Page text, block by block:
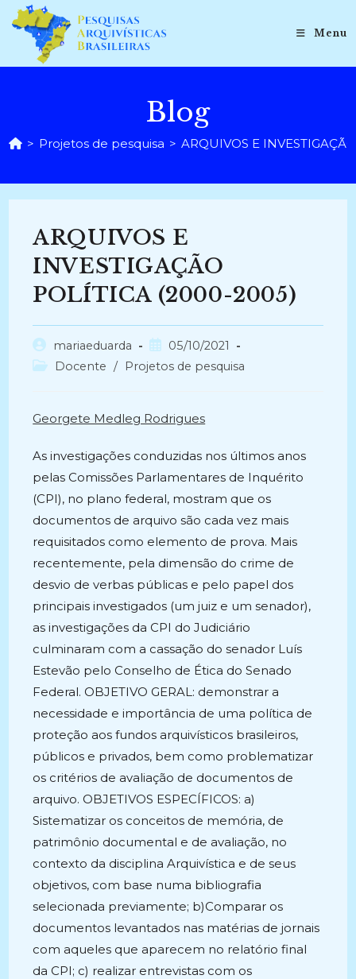
para
conteúdo
Menu
Blog
> Projetos de pesquisa > ARQUIVOS E
ARQUIVOS E
INVESTIGAÇÃO
POLÍTICA (2000-2005)
Autor
do
mariaeduarda
Post
publicado:
05/10/2021
Categoria
Docente / Projetos de pesquisa
Georgete Medleg Rodrigues
As investigações conduzidas nos últimos anos
pelas Comissões Parlamentares de Inquérito
(CPI), no plano federal, mostram que os
documentos de arquivo são cada vez mais
requisitados como elemento de prova. Mais
recentemente, pela dimensão do crime de
desvio de verbas públicas e pelo papel dos
principais investigados (um juiz e um senador),
as investigações da CPI do Judiciário
culminaram com a cassação do senador Luís
Estevão pelo Conselho de Ética do Senado
Federal. OBJETIVO GERAL: demonstrar a
necessidade e importância de uma política de
proteção aos fundos arquivísticos brasileiros,
públicos e privados, bem como problematizar
os critérios de avaliação de documentos de
arquivo. OBJETIVOS ESPECÍFICOS: a)
Sistematizar os conceitos de memória, de
patrimônio documental e de avaliação, no
contexto da disciplina Arquivística e de seus
objetivos, com base numa bibliografia
selecionada previamente; b)Comparar os
documentos levantados nas matérias de jornais
com aqueles que aparecem no relatório final
da CPI; c) realizar entrevistas com os